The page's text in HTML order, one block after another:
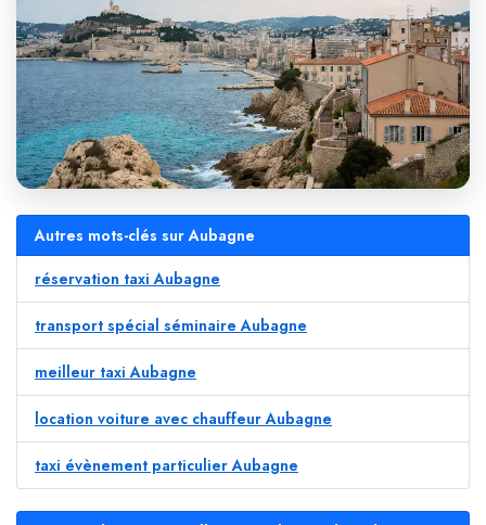
Autres mots-clés sur Aubagne
réservation taxi Aubagne
transport spécial séminaire Aubagne
meilleur taxi Aubagne
location voiture avec chauffeur Aubagne
taxi évènement particulier Aubagne